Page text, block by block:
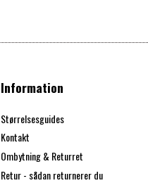
Information
Størrelsesguides
Kontakt
Ombytning & Returret
Retur - sådan returnerer du